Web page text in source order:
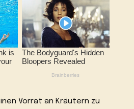
Vorrat an Kräutern zu